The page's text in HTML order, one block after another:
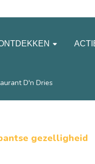
D'n Dries
gezelligheid